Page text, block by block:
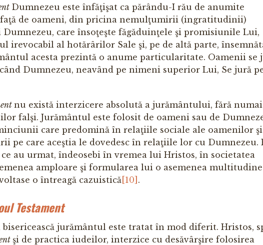
Dumnezeu este înfăţişat ca părându-I rău de anumite
de oameni, din pricina nemulţumirii (ingratitudinii)
care însoţeşte făgăduinţele şi promisiunile Lui,
irevocabil al hotărârilor Sale şi, pe de altă parte,
acesta prezintă o anume particularitate. Oamenii se
Dumnezeu, neavând pe nimeni superior Lui, Se jură
nu există interzicere absolută a jurământului, fără numai
falşi. Jurământul este folosit de oameni sau de
care predomină în relaţiile sociale ale oamenilor
pe care aceştia le dovedesc în relaţiile lor cu Dumnezeu.
au urmat, îndeosebi în vremea lui Hristos, în societatea
amploare şi formularea lui o asemenea
o întreagă cazuistică [10] .
Testament
bisericească jurământul este tratat în mod diferit. Hristos,
şi de practica iudeilor, interzice cu desăvârşire folosirea